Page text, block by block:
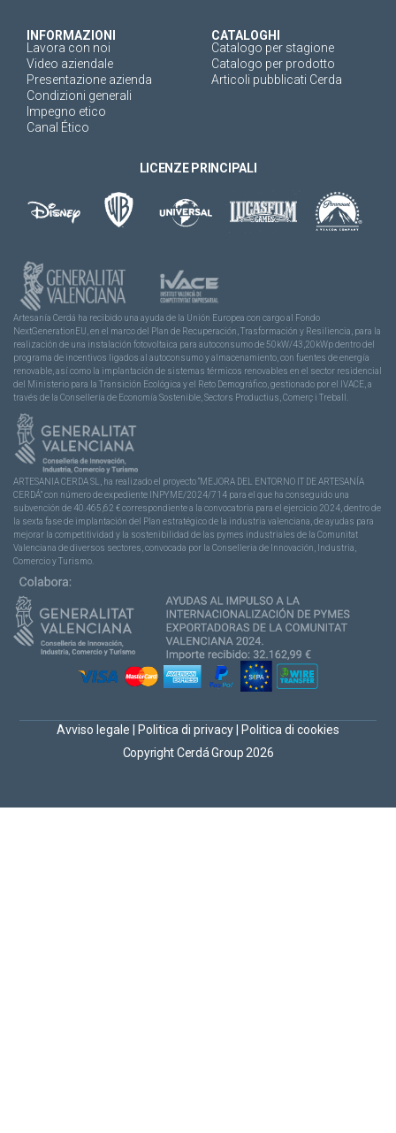
INFORMAZIONI
Lavora con noi
Video aziendale
Presentazione azienda
Condizioni generali
Impegno etico
Canal Ético
CATALOGHI
Catalogo per stagione
Catalogo per prodotto
Articoli pubblicati Cerda
LICENZE PRINCIPALI
Artesanía Cerdá ha recibido una ayuda de la Unión Europea con cargo al Fondo
NextGenerationEU, en el marco del Plan de Recuperación, Trasformación y Resiliencia, para la
realización de una instalación fotovoltaica para autoconsumo de 50kW/43,20kWp dentro del
programa de incentivos ligados al autoconsumo y almacenamiento, con fuentes de energía
renovable, así como la implantación de sistemas térmicos renovables en el sector residencial
del Ministerio para la Transición Ecológica y el Reto Demográfico, gestionado por el IVACE, a
través de la Consellería de Economía Sostenible, Sectors Productius, Comerç i Treball.
ARTESANIA CERDA SL, ha realizado el proyecto “MEJORA DEL ENTORNO IT DE ARTESANÍA
CERDÁ” con número de expediente INPYME/2024/714 para el que ha conseguido una
subvención de 40.465,62 € correspondiente a la convocatoria para el ejercicio 2024, dentro de
la sexta fase de implantación del Plan estratégico de la industria valenciana, de ayudas para
mejorar la competitividad y la sostenibilidad de las pymes industriales de la Comunitat
Valenciana de diversos sectores, convocada por la Conselleria de Innovación, Industria,
Comercio y Turismo.
Copyright Cerdá Group 2026
Avviso legale Politica di privacy Politica di cookies